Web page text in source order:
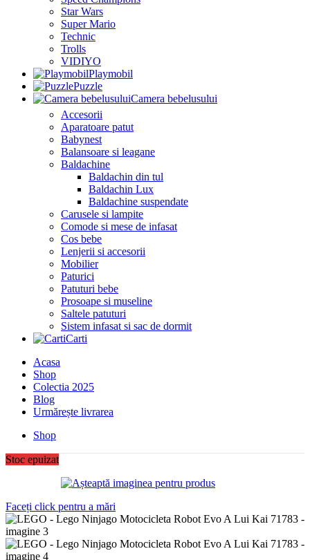
Star Wars
Super Mario
Technic
Trolls
VIDIYO
Playmobil
Puzzle
Camera bebelusului
Accesorii
Aparatoare patut
Babynest
Balansoare si leagane
Baldachine
Baldachin din tul
Baldachin Lux
Baldachine suspendate
Carusele si lampite
Comode si mese de infasat
Cos bebe
Lenjerii si accesorii
Mobilier
Paturici
Patuturi bebe
Prosoape si museline
Saltele patuturi
Sistem infasat si sac de dormit
Carti
Acasa
Shop
Colectia 2025
Blog
Urmărește livrarea
Shop
Stoc epuizat
Faceți click pentru a mări